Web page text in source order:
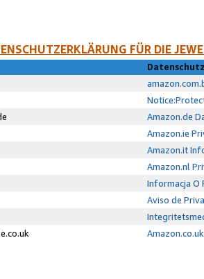
FÜR DIE
Amazon.de
Amazon.ie
Amazon.it
Amazon.nl
Informacja O
Aviso de